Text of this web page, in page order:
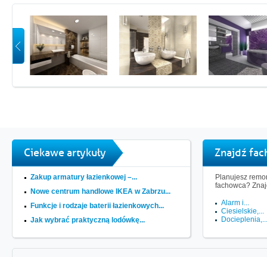
Ciekawe artykuły
Zakup armatury łazienkowej –...
Nowe centrum handlowe IKEA w Zabrzu...
Funkcje i rodzaje baterii łazienkowych...
Jak wybrać praktyczną lodówkę...
Znajdź
Planujesz
fachowca?
Alarm i...
Ciesielskie,...
Docieplenia,...